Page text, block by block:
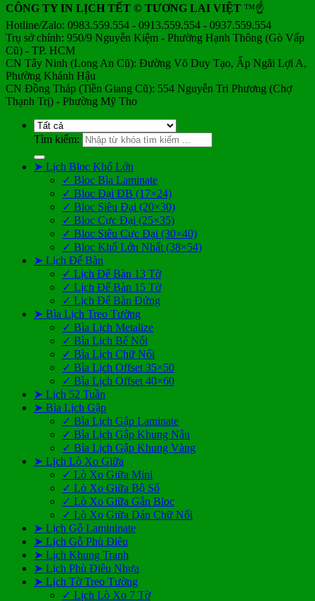
CÔNG TY IN LỊCH TẾT © TƯƠNG LAI VIỆT ™☝️
Hotline/Zalo: 0983.559.554 - 0913.559.554 - 0937.559.554
Trụ sở chính: 950/9 Nguyễn Kiệm - Phường Hạnh Thông (Gò Vấp
Cũ) - TP. HCM
CN Tây Ninh (Long An Cũ): Đường Võ Duy Tạo, Ấp Ngãi Lợi A,
Phường Khánh Hậu
CN Đồng Tháp (Tiền Giang Cũ): 554 Nguyễn Tri Phương (Chợ
Thạnh Trị) - Phường Mỹ Tho
Tìm kiếm:
➤ Lịch Bloc Khổ Lớn
✓ Bloc Bìa Laminate
✓ Bloc Đại ĐB (17×24)
✓ Bloc Siêu Đại (20×30)
✓ Bloc Cực Đại (25×35)
✓ Bloc Siêu Cực Đại (30×40)
✓ Bloc Khổ Lớn Nhất (38×54)
➤ Lịch Để Bàn
✓ Lịch Để Bàn 13 Tờ
✓ Lịch Để Bàn 15 Tờ
✓ Lịch Để Bàn Đứng
➤ Bìa Lịch Treo Tường
✓ Bìa Lịch Metalize
✓ Bìa Lịch Bế Nổi
✓ Bìa Lịch Chữ Nổi
✓ Bìa Lịch Offset 35×50
✓ Bìa Lịch Offset 40×60
➤ Lịch 52 Tuần
➤ Bìa Lịch Gập
✓ Bìa Lịch Gập Laminate
✓ Bìa Lịch Gập Khung Nâu
✓ Bìa Lịch Gập Khung Vàng
➤ Lịch Lò Xo Giữa
✓ Lò Xo Giữa Mini
✓ Lò Xo Giữa Bộ Số
✓ Lò Xo Giữa Gắn Bloc
✓ Lò Xo Giữa Dán Chữ Nổi
➤ Lịch Gỗ Lamininate
➤ Lịch Gỗ Phù Điêu
➤ Lịch Khung Tranh
➤ Lịch Phù Điêu Nhựa
➤ Lịch Tờ Treo Tường
✓ Lịch Lò Xo 7 Tờ